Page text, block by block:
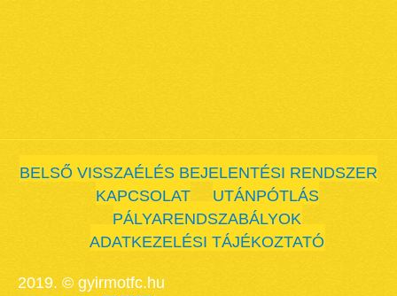
BELSŐ VISSZAÉLÉS BEJELENTÉSI RENDSZER
KAPCSOLAT
UTÁNPÓTLÁS
PÁLYARENDSZABÁLYOK
ADATKEZELÉSI TÁJÉKOZTATÓ
2019. © gyirmotfc.hu